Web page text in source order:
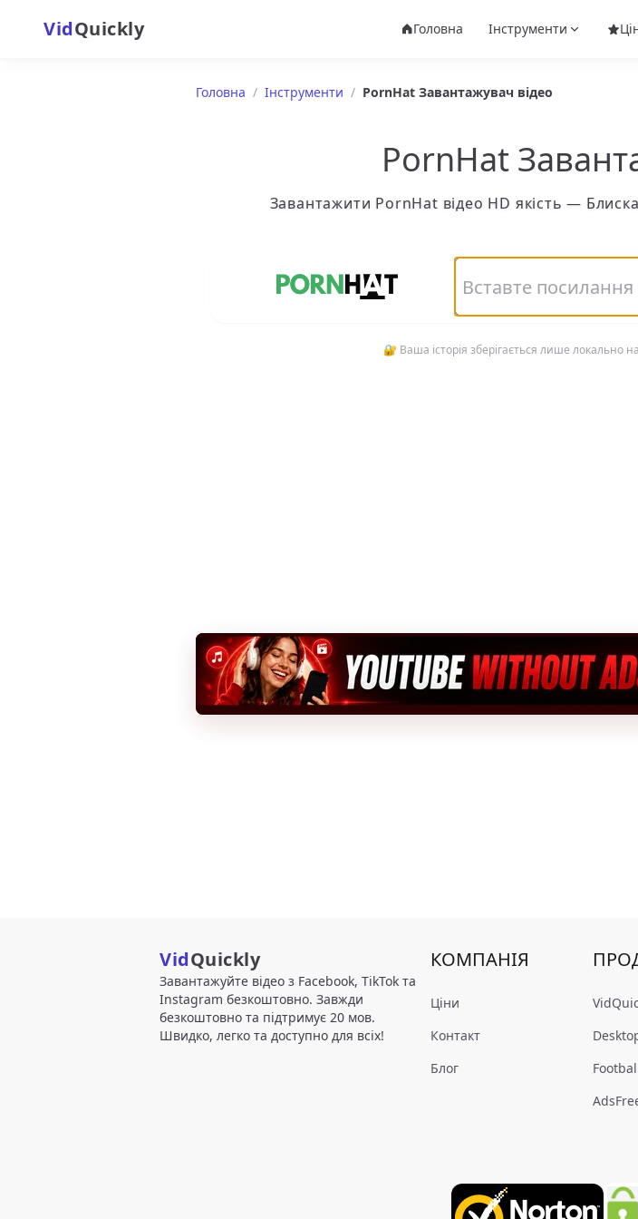
VidQuickly Головна Інструменти
Головна / Інструменти / PornHat Завантажувач відео
PornHat
Завантажити PornHat відео HD якість —
🔐 Ваша історія зберігається лише локально
VidQuickly
Завантажуйте відео з Facebook, TikTok та
Instagram безкоштовно. Завжди
безкоштовно та підтримує 20 мов.
Швидко, легко та доступно для всіх!
КОМПАНІЯ
Ціни
Контакт
Блог